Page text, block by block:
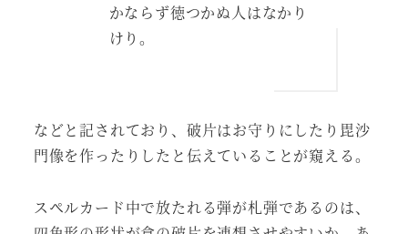
かならず徳つかぬ人はなかり
けり。
などと記されており、破片はお守りにしたり毘沙
門像を作ったりしたと伝えていることが窺える。
スペルカード中で放たれる弾が札弾であるのは、